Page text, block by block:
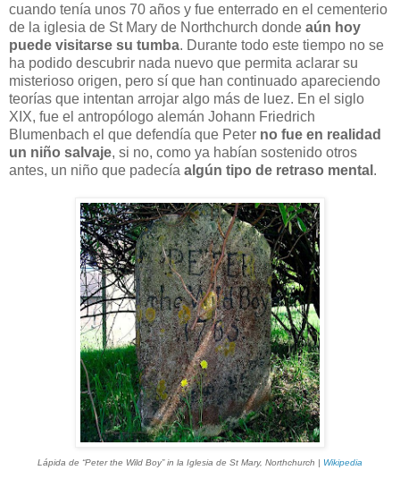
cuando tenía unos 70 años y fue enterrado en el cementerio
de la iglesia de St Mary de Northchurch donde aún hoy
puede visitarse su tumba. Durante todo este tiempo no se
ha podido descubrir nada nuevo que permita aclarar su
misterioso origen, pero sí que han continuado apareciendo
teorías que intentan arrojar algo más de luez. En el siglo
XIX, fue el antropólogo alemán Johann Friedrich
Blumenbach el que defendía que Peter no fue en realidad
un niño salvaje, si no, como ya habían sostenido otros
antes, un niño que padecía algún tipo de retraso mental .
Lápida de “Peter the Wild Boy” in la Iglesia de St Mary, Northchurch | Wikipedia